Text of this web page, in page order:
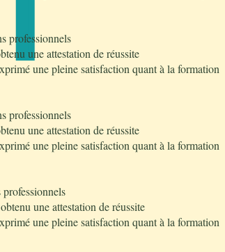
professionnels
une attestation de réussite
une pleine satisfaction quant à la formation
professionnels
une attestation de réussite
une pleine satisfaction quant à la formation
une attestation de réussite
une pleine satisfaction quant à la formation